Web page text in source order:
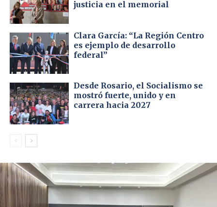
justicia en el memorial
Clara García: “La Región Centro
es ejemplo de desarrollo
federal”
Desde Rosario, el Socialismo se
mostró fuerte, unido y en
carrera hacia 2027